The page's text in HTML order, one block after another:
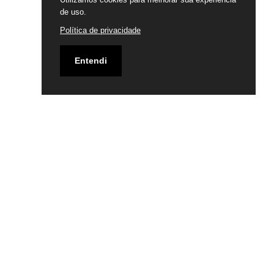
de uso.
Política de privacidade
Entendi